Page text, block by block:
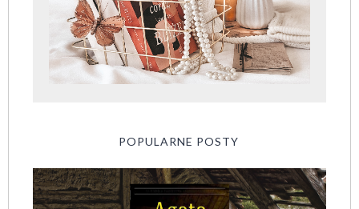
POPULARNE POSTY